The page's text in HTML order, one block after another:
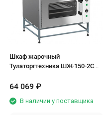
Шкаф жарочный
Тулаторгтехника ШЖ-150-2С
64 069 ₽
В наличии у поставщика